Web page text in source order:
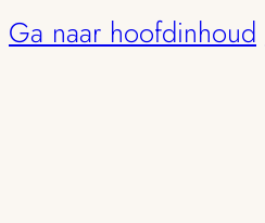
Ga naar hoofdinhoud